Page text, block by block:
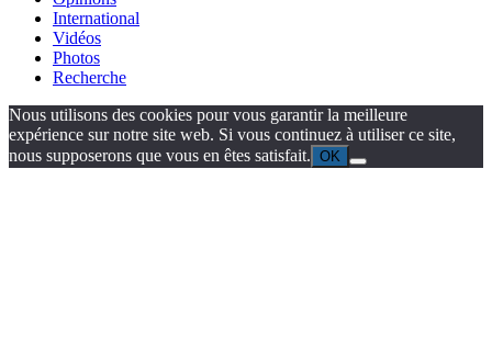
International
Vidéos
Photos
Recherche
Nous utilisons des cookies pour vous garantir la meilleure
expérience sur notre site web. Si vous continuez à utiliser ce site,
nous supposerons que vous en êtes satisfait. OK